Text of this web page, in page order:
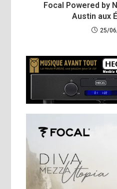
Focal Powered by
Austin aux
25/